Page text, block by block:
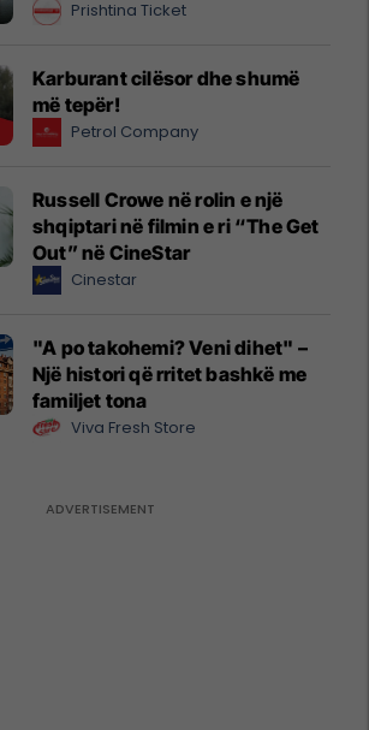
Prishtina Ticket
Karburant cilësor dhe shumë
më tepër!
Petrol Company
Russell Crowe në rolin e një
shqiptari në filmin e ri “The Get
Out” në CineStar
Cinestar
"A po takohemi? Veni dihet" –
Një histori që rritet bashkë me
familjet tona
Viva Fresh Store